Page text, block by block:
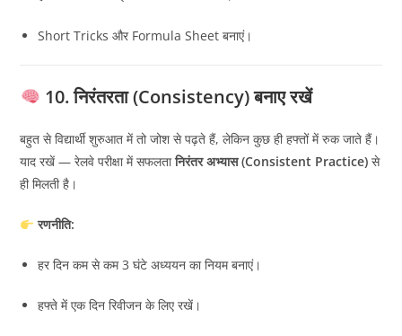
Short Tricks और Formula Sheet बनाएं।
10. निरंतरता (Consistency) बनाए रखें
बहुत से विद्यार्थी शुरुआत में तो जोश से पढ़ते हैं, लेकिन कुछ ही हफ्तों में रुक जाते हैं।
याद रखें — रेलवे परीक्षा में सफलतानिरंतर अभ्यास (Consistent Practice) से
ही मिलती है।
रणनीति:
हर दिन कम से कम 3 घंटे अध्ययन का नियम बनाएं।
हफ्ते में एक दिन रिवीजन के लिए रखें।